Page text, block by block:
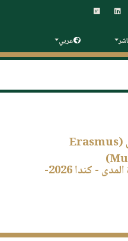
عربي
منحة إيراسموس موندوس (Erasmus
برنامج منح التبادل قصيرة المدى - كندا 2026-